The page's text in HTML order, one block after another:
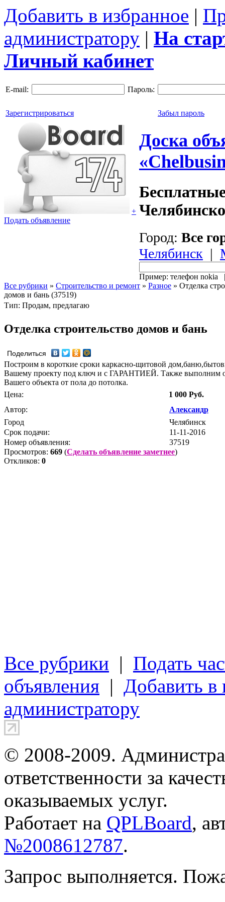
Добавить в избранное |
администратору | На
Личный кабинет
E-mail: Пароль:
Зарегистрироваться Забыл пароль
+
Подать объявление
Доска
Город: Все
Челябинск |
Пример: телефон
Все рубрики » Строительство и ремонт » Разное » Отделка
домов и бань (37519)
Тип: Продам, предлагаю
Отделка строительство домов и бань
Поделиться
Построим в короткие сроки каркасно-щитовой
Вашему проекту под ключ и с ГАРАНТИЕЙ. Также выполним
Вашего объекта от пола до потолка.
Цена:
1 000 Руб.
Автор:
Александр
Город
Челябинск
Срок подачи:
11-11-2016
Номер объявления:
37519
Просмотров: 669 (Сделать объявление заметнее)
Откликов: 0
Все рубрики | Подать
объявления | Добавить в
администратору
© 2008-2009.
ответственности за
оказываемых услуг.
Работает на QPLBoard,
№2008612787.
Запрос выполняется.